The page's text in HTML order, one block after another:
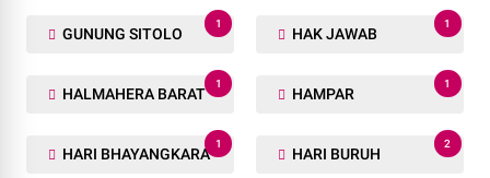
GUNUNG SITOLO
1
HAK JAWAB
1
HALMAHERA BARAT
1
HAMPAR
1
HARI BHAYANGKARA
1
HARI BURUH
2